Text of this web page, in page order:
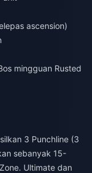
ascension)
mingguan Rusted
3 Punchline (3
sebanyak 15-
Ultimate dan